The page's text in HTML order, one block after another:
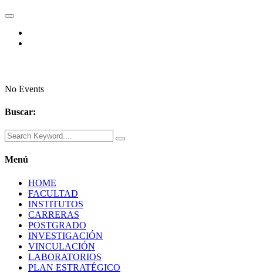
No Events
Buscar:
Menú
HOME
FACULTAD
INSTITUTOS
CARRERAS
POSTGRADO
INVESTIGACIÓN
VINCULACIÓN
LABORATORIOS
PLAN ESTRATÉGICO